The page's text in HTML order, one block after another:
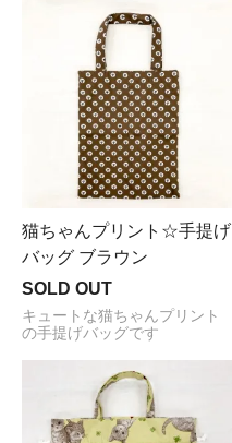
猫ちゃんプリント☆手提げ
バッグ ブラウン
SOLD OUT
キュートな猫ちゃんプリント
の手提げバッグです